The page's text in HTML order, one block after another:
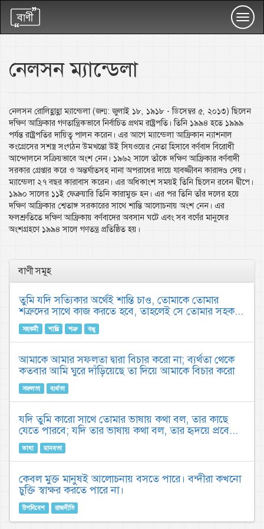
নেলসন ম্যান্ডেলা
নেলসন রোলিহ্লাহ্লা ম্যান্ডেলা (জন্ম: জুলাই ১৮, ১৯১৮ - ডিসেম্বর ৫, ২০১৩) ছিলেন
দক্ষিণ আফ্রিকার গণতান্ত্রিকভাবে নির্বাচিত প্রথম রাষ্ট্রপতি। তিনি ১৯৯৪ হতে ১৯৯৯
পর্যন্ত রাষ্ট্রপতির দায়িত্ব পালন করেন। এর আগে ম্যান্ডেলা আফ্রিকান ন্যাশনাল
কংগ্রেসের সশস্ত্র সংগঠন উমখন্তো উই সিযওয়ের নেতা হিসাবে বর্ণবাদ বিরোধী
আন্দোলনে সক্রিয়ভাবে অংশ নেন। ১৯৬২ সালে তাঁকে দক্ষিণ আফ্রিকার বর্ণবাদী
সরকার গ্রেপ্তার করে ও অন্তর্ঘাতসহ নানা অপরাধের দায়ে যাবজ্জীবন কারাদণ্ড দেয়।
ম্যান্ডেলা ২৭ বছর কারাবাস করেন। এর অধিকাংশ সময়ই তিনি ছিলেন রবেন দ্বীপে।
১৯৯০ সালের ১১ই ফেব্রুয়ারি তিনি কারামুক্ত হন। এর পর তিনি তাঁর দলের হয়ে
দক্ষিণ আফ্রিকার শ্বেতাঙ্গ সরকারের সাথে শান্তি আলোচনায় অংশ নেন। এর
ফলশ্রুতিতে দক্ষিণ আফ্রিকায় বর্ণবাদের অবসান ঘটে এবং সব বর্ণের মানুষের
অংশগ্রহণে ১৯৯৪ সালে গণতন্ত্র প্রতিষ্ঠিত হয়।
বাণী সমূহ
তুমি যদি সত্যিকার অর্থেই শান্তি চাও, তোমাকে তোমার
শত্রুদের সাথে কাজ করতে হবে, তাহলেই সে তোমার সহক...
সহকর্মী শান্তি শত্রু বন্ধু
আমাকে আমার সফলতা দ্বারা বিচার করো না; ব্যর্থতা থেকে
কতবার আমি ঘুরে দাঁড়িয়েছে তা দিয়ে আমাকে বিচার করো
সফলতা ব্যর্থতা
যদি তুমি কারো সাথে তোমার ভাষায় কথা বল, তার কাছে
যেতে পারবে; যদি তার ভাষায় কথা বল, তার হৃদয়ে প্রবে...
ভাষা মানবতা
কেবল মুক্ত মানুষই আলোচনায় বসতে পারে। বন্দীরা কখনো
চুক্তি স্বাক্ষর করতে পারে না।
উপনিবেশ রাজনীতি